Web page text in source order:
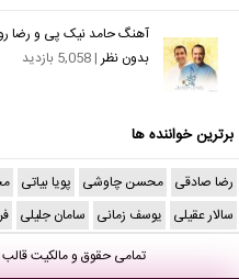
آهنگ حامد نیک پی و رضا
بدون نظر | 5,058 بازدید
برترین خواننده ها
رضا صادقی محسن چاوشی پویا بیاتی
سالار عقیلی یوسف زمانی سامان جلیلی
تمامی حقوق و مالکیت قالب